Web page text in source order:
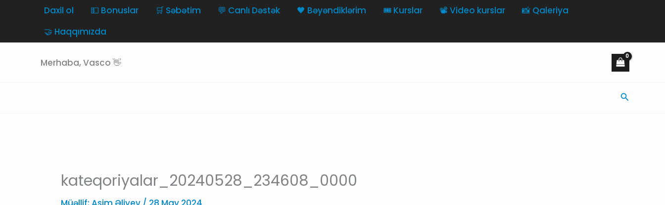
Daxil ol 💵 Bonuslar 🛒 Səbətim 💬 Canlı Dəstək 🖤 Bəyəndiklərim 🎟️ Kurslar 📽️ Video kurslar
📸 Qaleriya
🤝 Haqqımızda
Merhaba, Vasco 👋
Axtarış
kateqoriyalar_20240528_234608_0000